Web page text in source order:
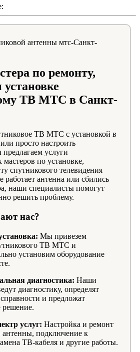
по ремонту,
ТВ МТС в Санкт-
ТВ МТС с установкой в
просто настроить
услуги
по установке,
спутникового телевидения
антенна или сбились
наши специалисты помогут
решить проблему.
нас?
Мы привезем
ТВ МТС и
установим оборудование
диагностика: Наши
диагностику, определят
и предложат
решение.
услуг: Настройка и ремонт
антенны, подключение к
ТВ-кабеля и другие работы.